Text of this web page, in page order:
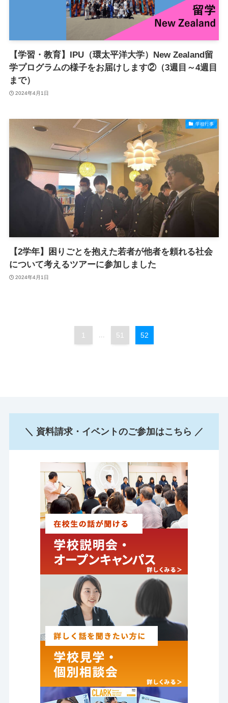
【学習・教育】IPU（環太平洋大学）New Zealand留
学プログラムの様子をお届けします②（3週目～4週目
まで）
2024年4月1日
学校行事
【2学年】困りごとを抱えた若者が他者を頼れる社会
について考えるツアーに参加しました
2024年4月1日
1 51 52
＼ 資料請求・イベントのご参加はこちら ／